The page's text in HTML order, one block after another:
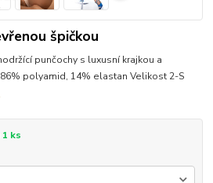
špičkou
punčochy s luxusní krajkou a
polyamid, 14% elastan Velikost 2-S
ks